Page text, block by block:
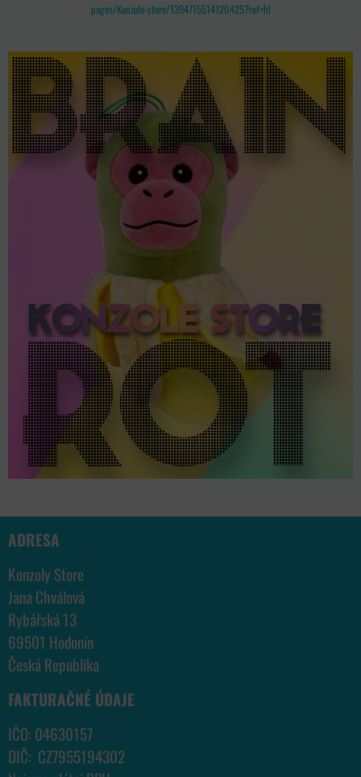
pages/Konzole-store/1394715514120425?ref=hl
ADRESA
Konzoly Store
Jana Chválová
Rybářská 13
69501 Hodonín
Česká Republika
FAKTURAČNÉ ÚDAJE
IČO: 04630157
DIČ: CZ7955194302